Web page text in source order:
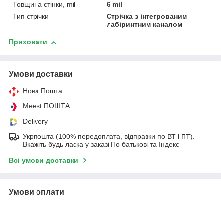
Товщина стінки, mil
6 mil
Тип стрічки
Стрічка з інтегрованим
лабіринтним каналом
Приховати
Умови доставки
Нова Пошта
Meest ПОШТА
Delivery
Укрпошта (100% передоплата, відправки по ВТ і ПТ).
Вкажіть будь ласка у заказі По батькові та Індекс
Всі умови доставки
Умови оплати